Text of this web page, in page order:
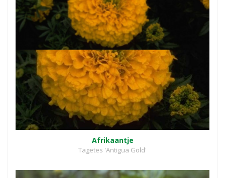
Afrikaantje
Tagetes 'Antigua Gold'